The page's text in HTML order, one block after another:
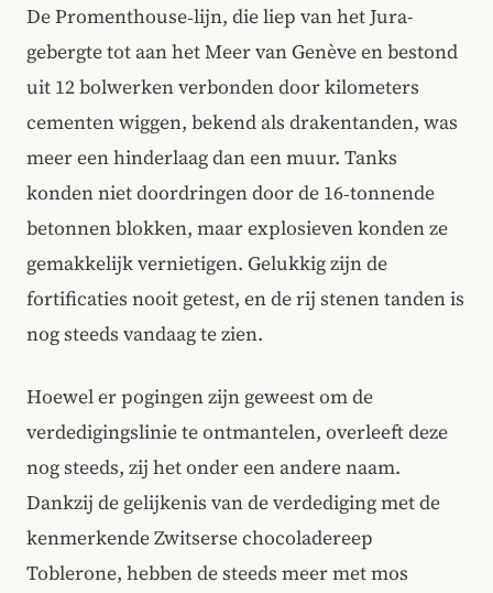
De Promenthouse‑lijn, die liep van het Jura-
gebergte tot aan het Meer van Genève en bestond
uit 12 bolwerken verbonden door kilometers
cementen wiggen, bekend als draken­tanden, was
meer een hinderlaag dan een muur. Tanks
konden niet doordringen door de 16‑tonnende
betonnen blokken, maar explosieven konden ze
gemakkelijk vernietigen. Gelukkig zijn de
fortificaties nooit getest, en de rij stenen tanden is
nog steeds vandaag te zien.
Hoewel er pogingen zijn geweest om de
verdedigingslinie te ontmantelen, overleeft deze
nog steeds, zij het onder een andere naam.
Dankzij de gelijkenis van de verdediging met de
kenmerkende Zwitserse chocoladereep
Toblerone, hebben de steeds meer met mos